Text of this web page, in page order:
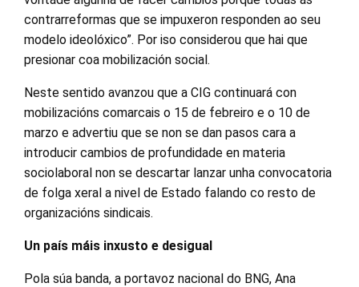
contrarreformas que se impuxeron responden ao seu
modelo ideolóxico”. Por iso considerou que hai que
presionar coa mobilización social.
Neste sentido avanzou que a CIG continuará con
mobilizacións comarcais o 15 de febreiro e o 10 de
marzo e advertiu que se non se dan pasos cara a
introducir cambios de profundidade en materia
sociolaboral non se descartar lanzar unha convocatoria
de folga xeral a nivel de Estado falando co resto de
organizacións sindicais.
Un país máis inxusto e desigual
Pola súa banda, a portavoz nacional do BNG, Ana